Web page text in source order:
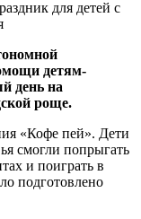
детям-
день на
роще.
«Кофе пей». Дети
смогли попрыгать
и поиграть в
подготовлено